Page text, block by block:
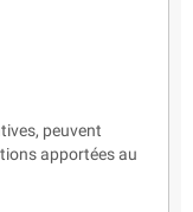
peuvent
apportées au